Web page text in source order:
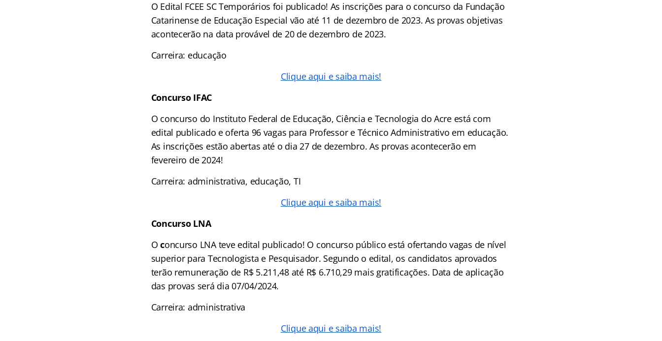
O Edital FCEE SC Temporários foi publicado! As inscrições para o concurso da Fundação
Catarinense de Educação Especial vão até 11 de dezembro de 2023. As provas objetivas
acontecerão na data provável de 20 de dezembro de 2023.
Carreira: educação
Clique aqui e saiba mais!
Concurso IFAC
O concurso do Instituto Federal de Educação, Ciência e Tecnologia do Acre está com
edital publicado e oferta 96 vagas para Professor e Técnico Administrativo em educação.
As inscrições estão abertas até o dia 27 de dezembro. As provas acontecerão em
fevereiro de 2024!
Carreira: administrativa, educação, TI
Clique aqui e saiba mais!
Concurso LNA
Oconcurso LNA teve edital publicado! O concurso público está ofertando vagas de nível
superior para Tecnologista e Pesquisador. Segundo o edital, os candidatos aprovados
terão remuneração de R$ 5.211,48 até R$ 6.710,29 mais gratificações. Data de aplicação
das provas será dia 07/04/2024.
Carreira: administrativa
Clique aqui e saiba mais!